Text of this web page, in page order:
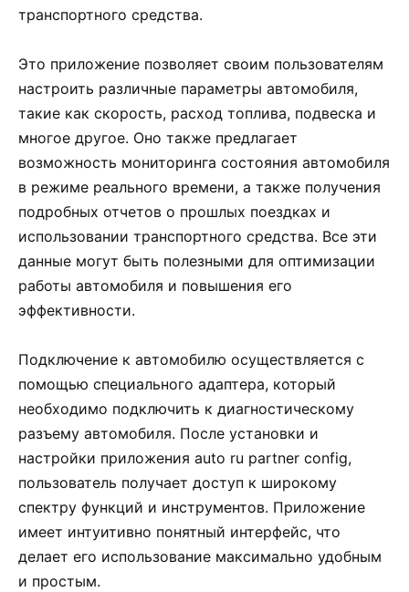
транспортного средства.
Это приложение позволяет своим пользователям
настроить различные параметры автомобиля,
такие как скорость, расход топлива, подвеска и
многое другое. Оно также предлагает
возможность мониторинга состояния автомобиля
в режиме реального времени, а также получения
подробных отчетов о прошлых поездках и
использовании транспортного средства. Все эти
данные могут быть полезными для оптимизации
работы автомобиля и повышения его
эффективности.
Подключение к автомобилю осуществляется с
помощью специального адаптера, который
необходимо подключить к диагностическому
разъему автомобиля. После установки и
настройки приложения auto ru partner config,
пользователь получает доступ к широкому
спектру функций и инструментов. Приложение
имеет интуитивно понятный интерфейс, что
делает его использование максимально удобным
и простым.